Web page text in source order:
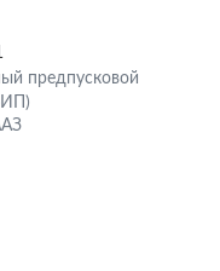
предпусковой